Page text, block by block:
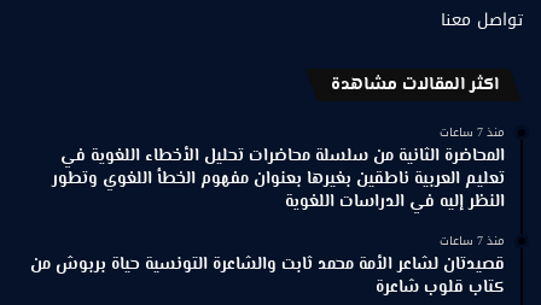
تواصل معنا
اكثر المقالات مشاهدة
منذ 7 ساعات
المحاضرة الثانية من سلسلة محاضرات تحليل الأخطاء اللغوية في
تعليم العربية ناطقين بغيرها بعنوان مفهوم الخطأ اللغوي وتطور
النظر إليه في الدراسات اللغوية
منذ 7 ساعات
قصيدتان لشاعر الأمة محمد ثابت والشاعرة التونسية حياة بربوش من
كتاب قلوب شاعرة